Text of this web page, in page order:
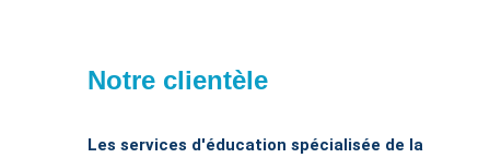
Notre clientèle
Les services d'éducation spécialisée de la